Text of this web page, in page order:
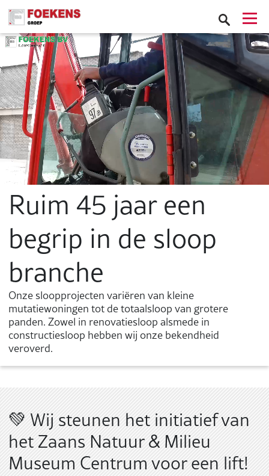
Ruim 45 jaar een
begrip in de sloop
branche
Onze sloopprojecten variëren van kleine
mutatiewoningen tot de totaalsloop van grotere
panden. Zowel in renovatiesloop alsmede in
constructiesloop hebben wij onze bekendheid
veroverd.
💚 Wij steunen het initiatief van
het Zaans Natuur & Milieu
Museum Centrum voor een lift!